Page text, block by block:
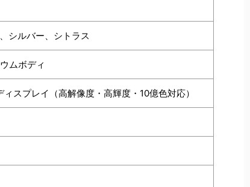
シルバー、シトラス
ムボディ
スプレイ（高解像度・高輝度・10億色対応）